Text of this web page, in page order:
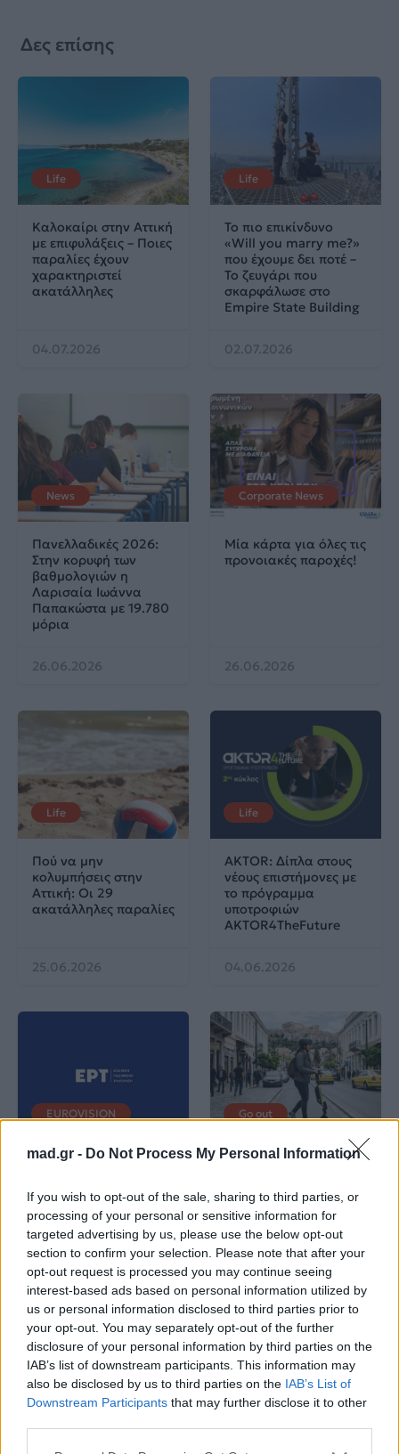
mad.gr - Do Not Process My Personal Information
If you wish to opt-out of the sale, sharing to third parties, or
processing of your personal or sensitive information for
targeted advertising by us, please use the below opt-out
section to confirm your selection. Please note that after your
opt-out request is processed you may continue seeing
interest-based ads based on personal information utilized by
us or personal information disclosed to third parties prior to
your opt-out. You may separately opt-out of the further
disclosure of your personal information by third parties on the
IAB’s list of downstream participants. This information may
also be disclosed by us to third parties on the IAB’s List of
Downstream Participants that may further disclose it to other
Δες επίσης
Life
Καλοκαίρι στην Αττική
με επιφυλάξεις – Ποιες
παραλίες έχουν
χαρακτηριστεί
ακατάλληλες
04.07.2026
Life
Το πιο επικίνδυνο
«Will you marry me?»
που έχουμε δει ποτέ –
Το ζευγάρι που
σκαρφάλωσε στο
Empire State Building
02.07.2026
News
Πανελλαδικές 2026:
Στην κορυφή των
βαθμολογιών η
Λαρισαία Ιωάννα
Παπακώστα με 19.780
μόρια
26.06.2026
Corporate News
Μία κάρτα για όλες τις
προνοιακές παροχές!
26.06.2026
Life
Πού να μην
κολυμπήσεις στην
Αττική: Οι 29
ακατάλληλες παραλίες
25.06.2026
Life
AKTOR: Δίπλα στους
νέους επιστήμονες με
το πρόγραμμα
υποτροφιών
AKTOR4TheFuture
04.06.2026
EUROVISION
ΕΡΤ: Εντυπωσιακή
στη φετινή Eurovision
20.05.2026
Go out
Ηλεκτρικά πατίνια:
«παγίδα» θανάτου;
Οδηγός ασφαλούς
μετακίνησης
12.05.2026